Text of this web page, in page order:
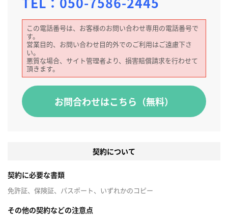
この電話番号は、お客様のお問い合わせ専用の電話番号で
す。
営業目的、お問い合わせ目的外でのご利用はご遠慮下さ
い。
悪質な場合、サイト管理者より、損害賠償請求を行わせて
頂きます。
お問合わせはこちら（無料）
契約について
契約に必要な書類
免許証、保険証、パスポート、いずれかのコピー
その他の契約などの注意点